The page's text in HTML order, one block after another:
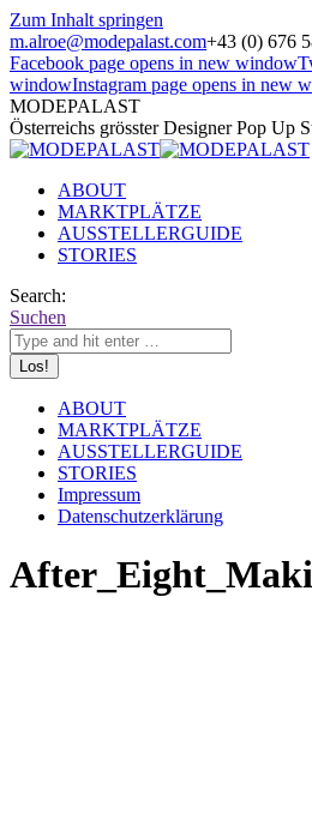
Zum Inhalt springen
m.alroe@modepalast.com+43 (0) 676
Facebook page opens in new window
windowInstagram page opens in new
MODEPALAST
Österreichs grösster Designer Pop Up
ABOUT
MARKTPLÄTZE
AUSSTELLERGUIDE
STORIES
Search:
Suchen
ABOUT
MARKTPLÄTZE
AUSSTELLERGUIDE
STORIES
Impressum
Datenschutzerklärung